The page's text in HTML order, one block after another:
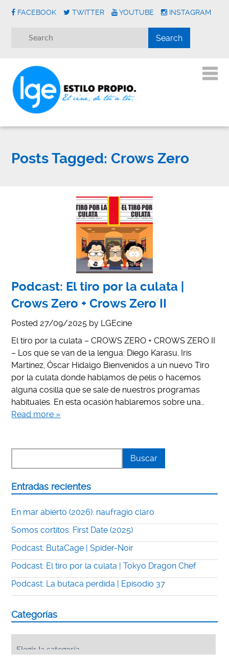
FACEBOOK TWITTER YOUTUBE INSTAGRAM
Posts Tagged: Crows Zero
Podcast: El tiro por la culata |
Crows Zero + Crows Zero II
Posted 27/09/2025 by LGEcine
El tiro por la culata – CROWS ZERO + CROWS ZERO II
– Los que se van de la lengua: Diego Karasu, Iris
Martínez, Óscar Hidalgo Bienvenidos a un nuevo Tiro
por la culata donde hablamos de pelis o hacemos
alguna cosilla que se sale de nuestros programas
habituales. En esta ocasión hablaremos sobre una…
Read more »
Entradas recientes
En mar abierto (2026): naufragio claro
Somos cortitos: First Date (2025)
Podcast: ButaCage | Spider-Noir
Podcast: El tiro por la culata | Tokyo Dragon Chef
Podcast: La butaca perdida | Episodio 37
Categorías